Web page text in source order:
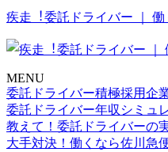
疾走︕委託ドライバー ｜
MENU
委託ドライバー積極採用企
委託ドライバー年収シミュ
教えて！委託ドライバーの
大手対決！働くなら佐川急